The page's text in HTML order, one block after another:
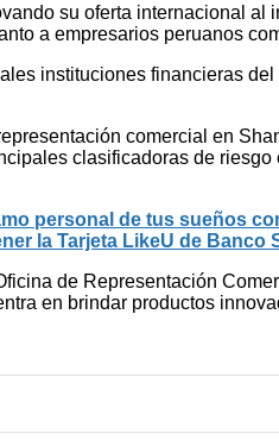
su oferta internacional
a empresarios peruanos
instituciones financieras
comercial en
clasificadoras de
personal de tus sueños
la Tarjeta LikeU de Banco
de Representación
en brindar productos